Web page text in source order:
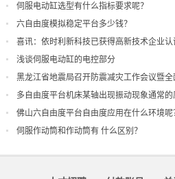
伺服电动缸选型有什么指标要求呢？
六自由度模拟稳定平台多少钱？
喜讯：依时利新科技已获得高新技术企业认
浅谈伺服电动缸的电控部分
黑龙江省地震局召开防震减灾工作会议暨
多自由度平台机床某轴出现振动现象通常的
佛山六自由度平台自由度应用在什么环境呢
伺服作动筒和作动筒有 什么区别？